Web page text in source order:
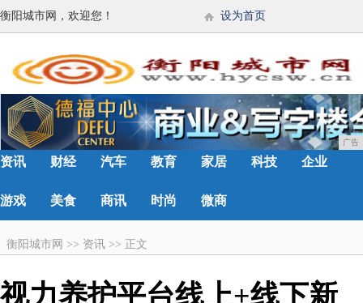
衡阳城市网，欢迎您！ 设为首页
广告
资讯 财经 汽车 教育 家居 科技 企业
游戏 美食 商讯 时尚 微商
衡阳城市网 >> 资讯 >> 正文
视力养护平台线上+线下新